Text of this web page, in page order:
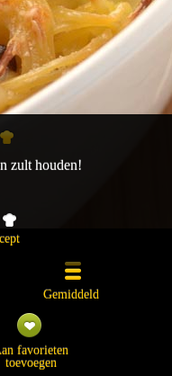
zult houden!
Gemiddeld
favorieten
toevoegen